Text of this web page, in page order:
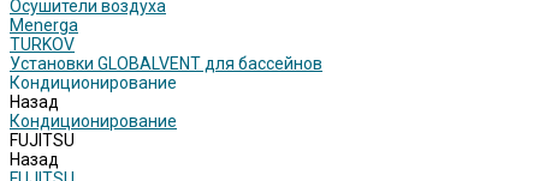
Осушители воздуха
Menerga
TURKOV
Установки GLOBALVENT для бассейнов
Кондиционирование
Назад
Кондиционирование
FUJITSU
Назад